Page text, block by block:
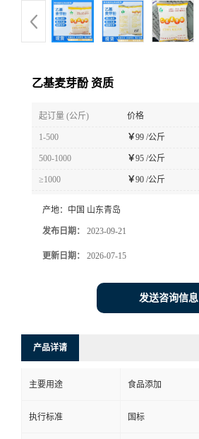
乙基麦芽酚 资质
起订量 (公斤) 价格
1-500 ￥99 /公斤
500-1000 ￥95 /公斤
≥1000 ￥90 /公斤
产地： 中国 山东青岛
发布日期： 2023-09-21
更新日期： 2026-07-15
发送咨询信息
产品详请
主要用途 食品添加
执行标准 国标